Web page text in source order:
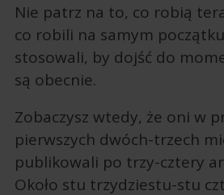
Nie patrz na to, co robią
co robili na samym
stosowali, by dojść do
są obecnie.
Zobaczysz wtedy, że oni w
pierwszych dwóch-trzech
publikowali po trzy-cztery
Około stu trzydziestu-stu